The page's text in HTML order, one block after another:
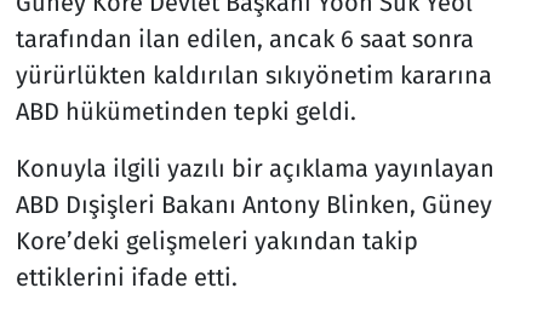
tarafından ilan edilen, ancak 6 saat sonra
yürürlükten kaldırılan sıkıyönetim kararına
ABD hükümetinden tepki geldi.
Konuyla ilgili yazılı bir açıklama yayınlayan
ABD Dışişleri Bakanı Antony Blinken, Güney
Kore’deki gelişmeleri yakından takip
ettiklerini ifade etti.
Televizyon